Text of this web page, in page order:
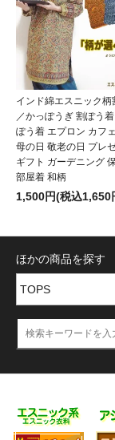
インド綿エスニック柄
／かっぽうぎ 割ぽう
ぽう着 エプロン カフ
母の日 敬老の日 プレ
ギフト ガーデニング
部屋着 和柄
1,500円(税込1,650
ほかの商品を探す